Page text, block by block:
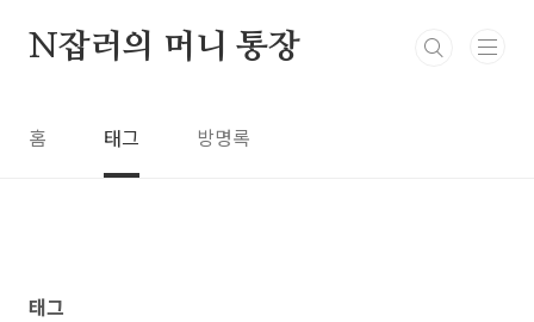
N잡러의 머니 통장
홈 태그 방명록
태그